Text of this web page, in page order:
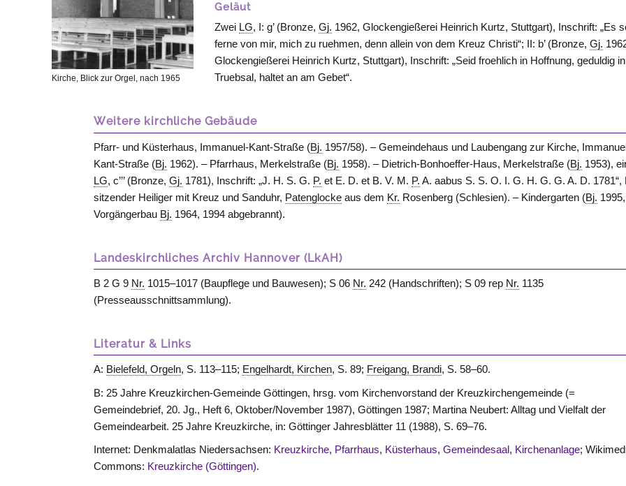
Kirche, Blick zur Orgel, nach 1965
Geläut
Zwei LG, I: g’ (Bronze,Gj. 1962, Glockengießerei Heinrich Kurtz, Stuttgart), Inschrift: „Es
ferne von mir, mich zu ruehmen, denn allein von dem Kreuz Christi“; II: b’ (Bronze,Gj.
Glockengießerei Heinrich Kurtz, Stuttgart), Inschrift: „Seid froehlich in Hoffnung, geduldig in
Truebsal, haltet an am Gebet“.
Weitere kirchliche Gebäude
Pfarr- und Küsterhaus, Immanuel-Kant-Straße (Bj. 1957/58). – Gemeindehaus und Laubengang zur Kirche,
Kant-Straße (Bj. 1962). – Pfarrhaus, Merkelstraße (Bj. 1958). – Dietrich-Bonhoeffer-Haus, Merkelstraße (Bj. 1953),
LG, c’’’ (Bronze,Gj. 1781), Inschrift: „J. H. S. G. P. et E. D. et B. V. M. P. A. aabus S. S. O. I. G. H. G. G. A. D. 1781“,
sitzender Heiliger mit Kreuz und Sanduhr, Patenglocke aus dem Kr. Rosenberg (Schlesien). – Kindergarten (Bj. 1995,
Vorgängerbau Bj. 1964, 1994 abgebrannt).
Landeskirchliches Archiv Hannover (LkAH)
B 2 G 9 Nr. 1015–1017 (Baupflege und Bauwesen); S 06 Nr. 242 (Handschriften); S 09 rep Nr. 1135
(Presseausschnittsammlung).
Literatur & Links
A: Bielefeld, Orgeln, S. 113–115; Engelhardt, Kirchen, S. 89; Freigang, Brandi, S. 58–60.
B: 25 Jahre Kreuzkirchen-Gemeinde Göttingen, hrsg. vom Kirchenvorstand der Kreuzkirchengemeinde (=
Gemeindebrief, 20. Jg., Heft 6, Oktober/November 1987), Göttingen 1987; Martina Neubert: Alltag und Vielfalt der
Gemeindearbeit. 25 Jahre Kreuzkirche, in: Göttinger Jahresblätter 11 (1988), S. 69–76.
Internet: Denkmalatlas Niedersachsen: Kreuzkirche, Pfarrhaus, Küsterhaus,Gemeindesaal, Kirchenanlage;
Commons: Kreuzkirche (Göttingen).